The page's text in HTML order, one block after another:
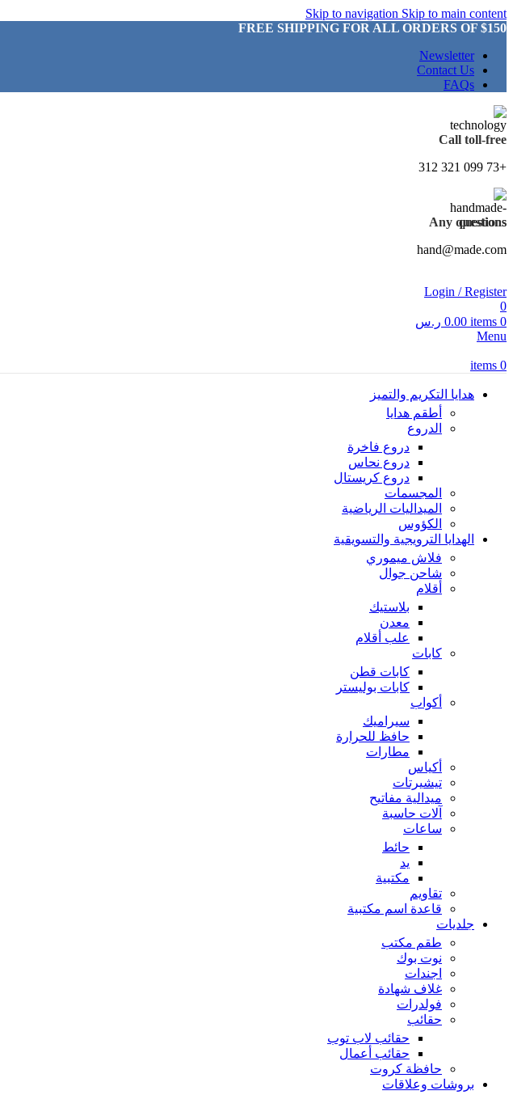
Skip to navigation Skip to main content
FREE SHIPPING FOR ALL ORDERS OF $150
Newsletter
Contact Us
FAQs
Call toll-free
+73 099 321 312
Any questions
hand@made.com
Login / Register
0
0
items
0.00 ر.س
Menu
0
items
هدايا التكريم والتميز
أطقم هدايا
الدروع
دروع فاخرة
دروع نحاس
دروع كريستال
المجسمات
الميداليات الرياضية
الكؤوس
الهدايا الترويجية والتسويقية
فلاش ميموري
شاحن جوال
أقلام
بلاستيك
معدن
علب أقلام
كابات
كابات قطن
كابات بوليستر
أكواب
سيراميك
حافظ للحرارة
مطارات
أكياس
تيشيرتات
ميدالية مفاتيح
آلات حاسبة
ساعات
حائط
يد
مكتبية
تقاويم
قاعدة اسم مكتبية
جلديات
طقم مكتب
نوت بوك
اجندات
غلاف شهادة
فولدرات
حقائب
حقائب لاب توب
حقائب أعمال
حافظة كروت
بروشات وعلاقات